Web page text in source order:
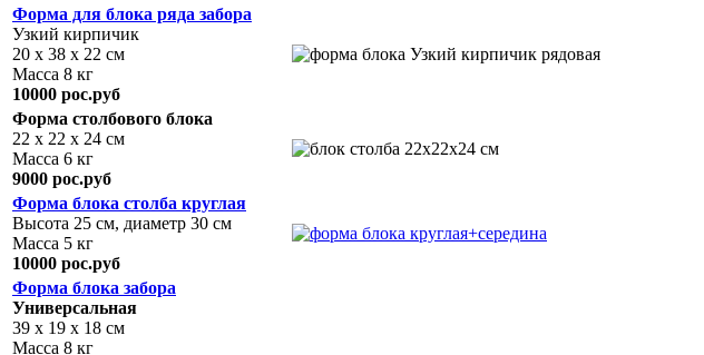
Форма для блока ряда забора
Узкий кирпичик
20 х 38 х 22 см
Масса 8 кг
10000 рос.руб
Форма столбового блока
22 х 22 х 24 см
Масса 6 кг
9000 рос.руб
Форма блока столба круглая
Высота 25 см, диаметр 30 см
Масса 5 кг
10000 рос.руб
Форма блока забора
Универсальная
39 х 19 х 18 см
Масса 8 кг